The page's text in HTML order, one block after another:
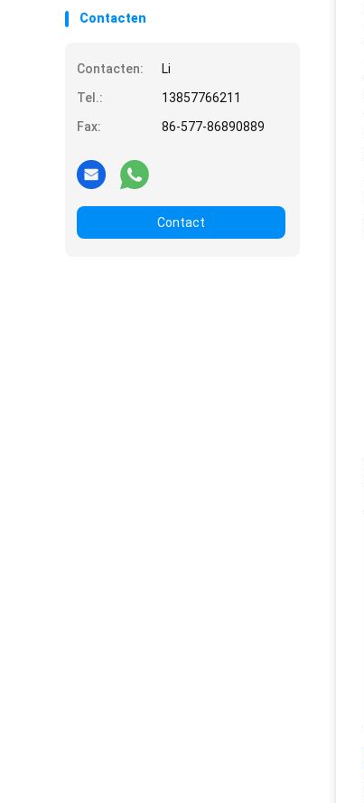
Contacten
Contacten:
Li
Tel.:
13857766211
Fax:
86-577-86890889
Contact